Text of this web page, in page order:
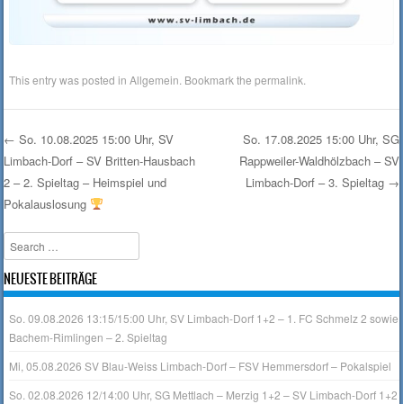
This entry was posted inAllgemein . Bookmark thepermalink
Post navigation
← So. 10.08.2025 15:00 Uhr, SV
Limbach-Dorf – SV Britten-Hausbach
2 – 2. Spieltag – Heimspiel und
Pokalauslosung
So. 17.08.2025 15:00 Uhr, SG
Rappweiler-Waldhölzbach – SV
Limbach-Dorf – 3. Spieltag →
Search
NEUESTE BEITRÄGE
So. 09.08.2026 13:15/15:00 Uhr, SV Limbach-Dorf 1+2 – 1. FC Schmelz 2 sowie
Bachem-Rimlingen – 2. Spieltag
Mi, 05.08.2026 SV Blau-Weiss Limbach-Dorf – FSV Hemmersdorf – Pokalspiel
So. 02.08.2026 12/14:00 Uhr, SG Mettlach – Merzig 1+2 – SV Limbach-Dorf 1+2